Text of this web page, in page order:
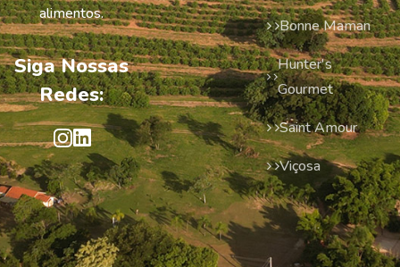
alimentos.
Siga Nossas
Redes:
Bonne Maman
Hunter's
Gourmet
Saint Amour
Viçosa